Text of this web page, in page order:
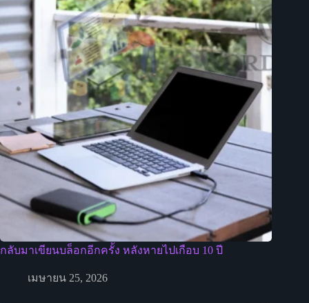
กลับมาเขียนบล็อกอีกครั้ง หลังหายไปเกือบ 10 ปี
เมษายน 25, 2026